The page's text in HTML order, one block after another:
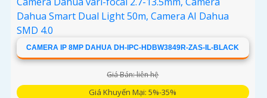
CAMERA IP 8MP DAHUA DH-IPC-HDBW3849R-ZAS-IL-BLACK
Giá Bán: liên hệ
Giá Khuyến Mại: 5%-35%